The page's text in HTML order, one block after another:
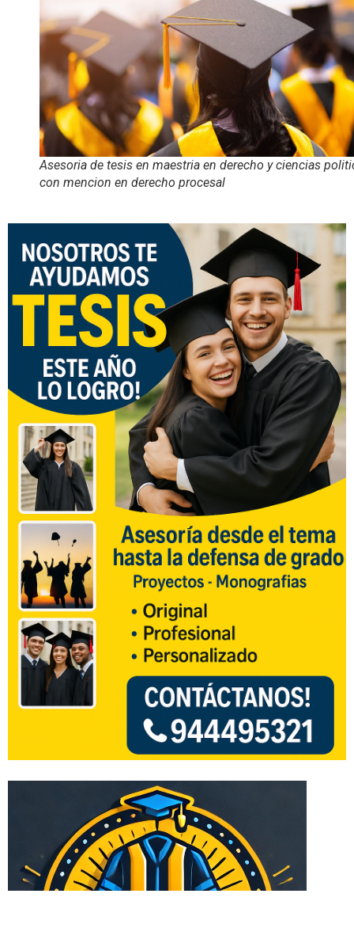
Asesoria de tesis en maestria en derecho y ciencias
con mencion en derecho procesal